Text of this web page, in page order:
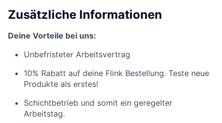
Zusätzliche Informationen
Deine Vorteile bei uns:
Unbefristeter Arbeitsvertrag
10% Rabatt auf deine Flink Bestellung. Teste neue
Produkte als erstes!
Schichtbetrieb und somit ein geregelter
Arbeitstag.